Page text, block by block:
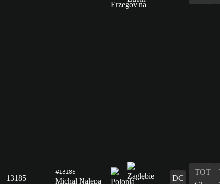
13185
#13185
Michał Nalepa DC
TOT